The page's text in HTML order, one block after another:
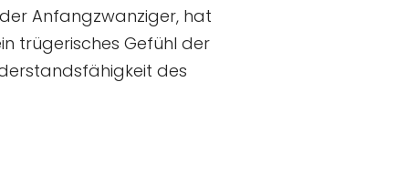
Anfangzwanziger, hat
trügerisches Gefühl der
des